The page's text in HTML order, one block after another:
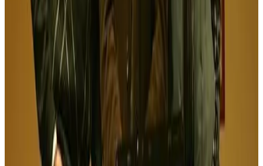
Perzh o deus kemeret
Samuel Julien